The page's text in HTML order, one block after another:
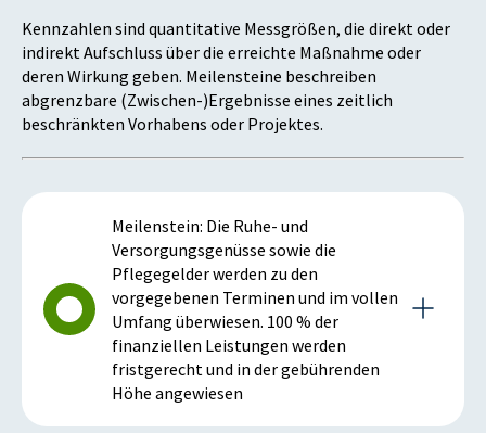
Kennzahlen sind quantitative Messgrößen, die direkt oder
indirekt Aufschluss über die erreichte Maßnahme oder
deren Wirkung geben. Meilensteine beschreiben
abgrenzbare (Zwischen-)Ergebnisse eines zeitlich
beschränkten Vorhabens oder Projektes.
Meilenstein: Die Ruhe- und
Versorgungsgenüsse sowie die
Pflegegelder werden zu den
vorgegebenen Terminen und im vollen
Umfang überwiesen. 100 % der
finanziellen Leistungen werden
fristgerecht und in der gebührenden
Höhe angewiesen